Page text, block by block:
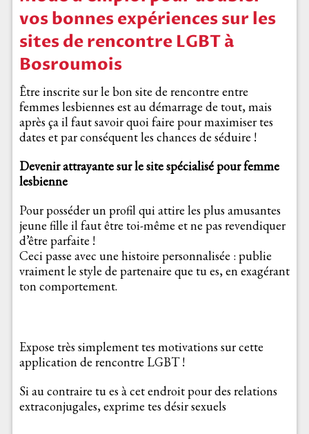
vos bonnes expériences sur les
sites de rencontre LGBT à
Bosroumois
Être inscrite sur le bon site de rencontre entre
femmes lesbiennes est au démarrage de tout, mais
après ça il faut savoir quoi faire pour maximiser tes
dates et par conséquent les chances de séduire !
Devenir attrayante sur le site spécialisé pour femme
lesbienne
Pour posséder un profil qui attire les plus amusantes
jeune fille il faut être toi-même et ne pas revendiquer
d’être parfaite !
Ceci passe avec une histoire personnalisée : publie
vraiment le style de partenaire que tu es, en exagérant
ton comportement.
Expose très simplement tes motivations sur cette
application de rencontre LGBT !
Si au contraire tu es à cet endroit pour des relations
extraconjugales, exprime tes désir sexuels